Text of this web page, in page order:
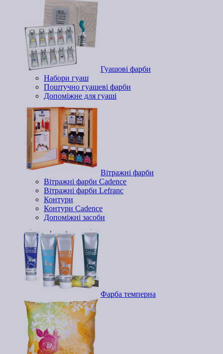
Гуашові фарби
Набори гуаш
Поштучно гуашеві фарби
Допоміжне для гуаші
Вітражні фарби
Вітражні фарби Cadence
Вітражні фарби Lefranc
Контури
Контури Cadence
Допоміжні засоби
Фарба темперна